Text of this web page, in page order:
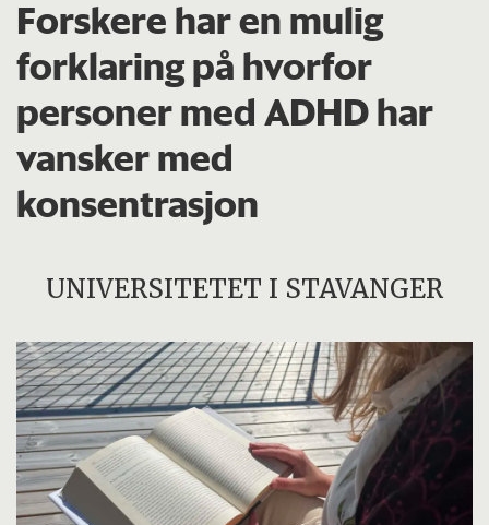
Forskere har en mulig
forklaring på hvorfor
personer med ADHD har
vansker med
konsentrasjon
UNIVERSITETET I STAVANGER